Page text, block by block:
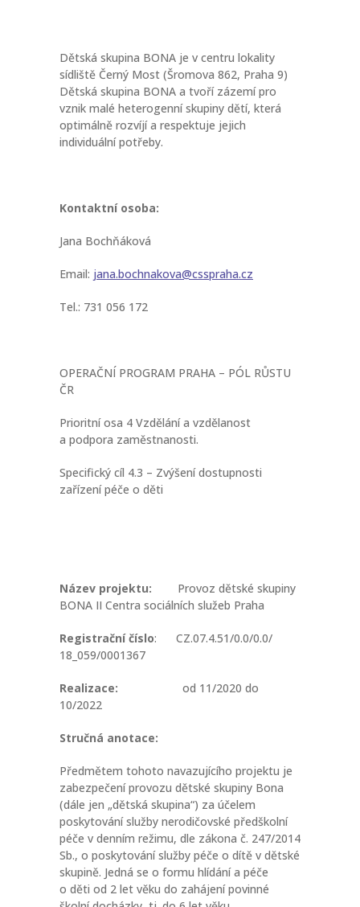
Dětská skupina BONA je v centru lokality
sídliště Černý Most (Šromova 862, Praha 9)
Dětská skupina BONA a tvoří zázemí pro
vznik malé heterogenní skupiny dětí, která
optimálně rozvíjí a respektuje jejich
individuální potřeby.
Kontaktní osoba:
Jana Bochňáková
Email: jana.bochnakova@csspraha.cz
Tel.: 731 056 172
OPERAČNÍ PROGRAM PRAHA – PÓL RŮSTU
ČR
Prioritní osa 4 Vzdělání a vzdělanost
a podpora zaměstnanosti.
Specifický cíl 4.3 – Zvýšení dostupnosti
zařízení péče o děti
Název projektu: Provoz dětské skupiny
BONA II Centra sociálních služeb Praha
Registrační číslo: CZ.07.4.51/0.0/0.0/
18_059/0001367
Realizace: od 11/2020 do
10/2022
Stručná anotace:
Předmětem tohoto navazujícího projektu je
zabezpečení provozu dětské skupiny Bona
(dále jen „dětská skupina“) za účelem
poskytování služby nerodičovské předškolní
péče v denním režimu, dle zákona č. 247/2014
Sb., o poskytování služby péče o dítě v dětské
skupině. Jedná se o formu hlídání a péče
o děti od 2 let věku do zahájení povinné